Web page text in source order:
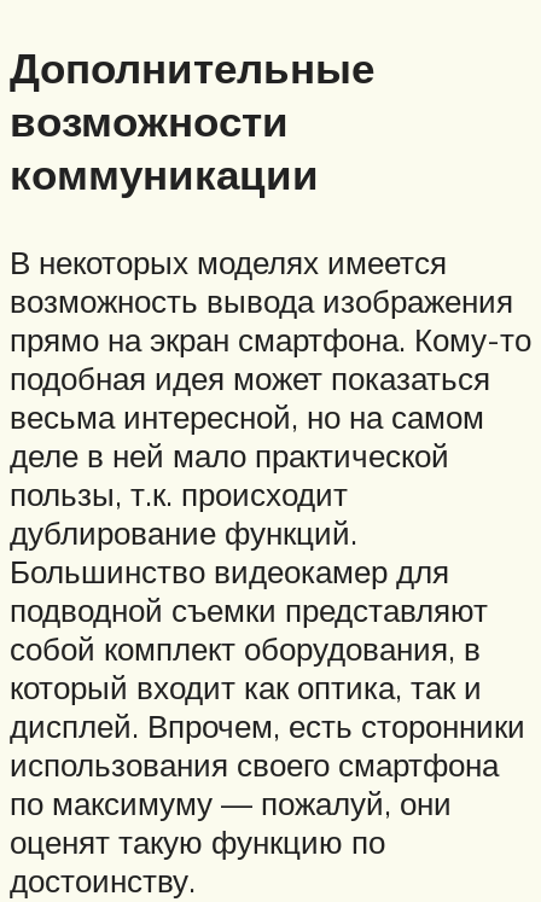
Дополнительные
возможности
коммуникации
В некоторых моделях имеется
возможность вывода изображения
прямо на экран смартфона. Кому-то
подобная идея может показаться
весьма интересной, но на самом
деле в ней мало практической
пользы, т.к. происходит
дублирование функций.
Большинство видеокамер для
подводной съемки представляют
собой комплект оборудования, в
который входит как оптика, так и
дисплей. Впрочем, есть сторонники
использования своего смартфона
по максимуму — пожалуй, они
оценят такую функцию по
достоинству.